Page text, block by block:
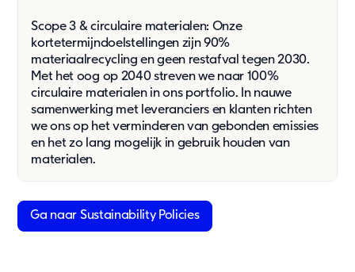
Scope 3 & circulaire materialen: Onze
kortetermijndoelstellingen zijn 90%
materiaalrecycling en geen restafval tegen 2030.
Met het oog op 2040 streven we naar 100%
circulaire materialen in ons portfolio. In nauwe
samenwerking met leveranciers en klanten richten
we ons op het verminderen van gebonden emissies
en het zo lang mogelijk in gebruik houden van
materialen.
Ga naar Sustainability Policies